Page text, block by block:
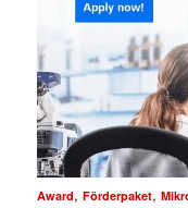
Award, Förderpaket,